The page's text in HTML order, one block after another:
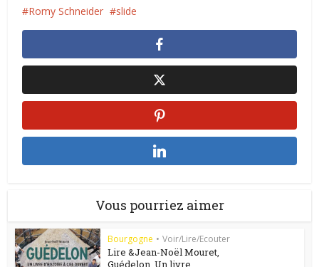
Romy Schneider slide
Vous pourriez aimer
Bourgogne • Voir/Lire/Ecouter
Lire &Jean-Noël Mouret,
Guédelon. Un livre...